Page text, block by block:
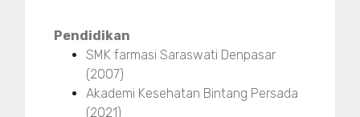
Pendidikan
SMK farmasi Saraswati Denpasar
(2007)
Akademi Kesehatan Bintang Persada
(2021)